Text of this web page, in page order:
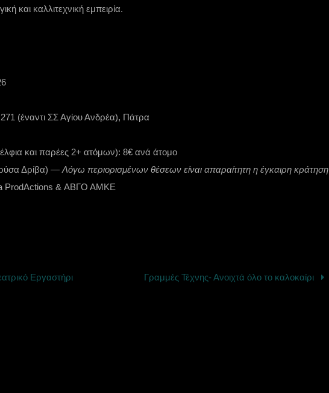
και καλλιτεχνική εμπειρία.
(έναντι ΣΣ Αγίου Ανδρέα), Πάτρα
και παρέες 2+ ατόμων): 8€ ανά άτομο
Δρίβα) — Λόγω περιορισμένων θέσεων είναι απαραίτητη η έγκαιρη κράτηση
ProdActions & ΑΒΓΟ ΑΜΚΕ
Εργαστήρι
Γραμμές Τέχνης- Ανοιχτά όλο το καλοκαίρι